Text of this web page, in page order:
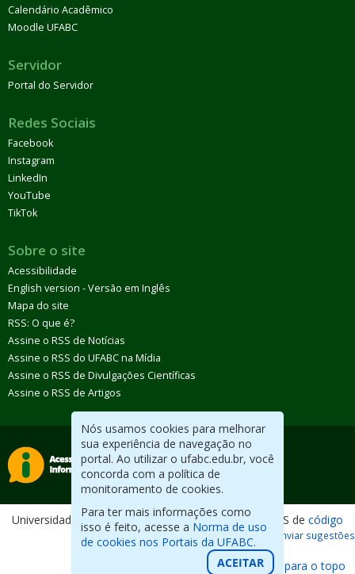
Nós usamos cookies para melhorar
sua experiência de navegação no
portal. Ao utilizar o ufabc.edu.br, você
concorda com a política de
monitoramento de cookies.
Para ter mais informações como
isso é feito, acesse a Norma de uso
de cookies nos Portais da UFABC.
ACEITAR
Calendário Acadêmico
Moodle UFABC
Servidor
Portal do Servidor
Redes Sociais
Facebook
Instagram
LinkedIn
YouTube
TikTok
Sobre o site
Acessibilidade
English version - Versão em Inglês
Mapa do site
RSS: O que é?
Assine o RSS de Notícias
Assine o RSS do UFABC na Mídia
Assine o RSS de Divulgações Científicas
Assine o RSS de Artigos
Universidade Federal do ABC. Desenvolvido com CMS de código
aberto. Reportar erros / Enviar sugestões
Voltar para o topo